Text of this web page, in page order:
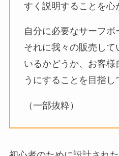
すく説明することを心
自分に必要なサーフボ
それに我々の販売して
いるかどうか、お客様
うにすることを目指し
（一部抜粋）